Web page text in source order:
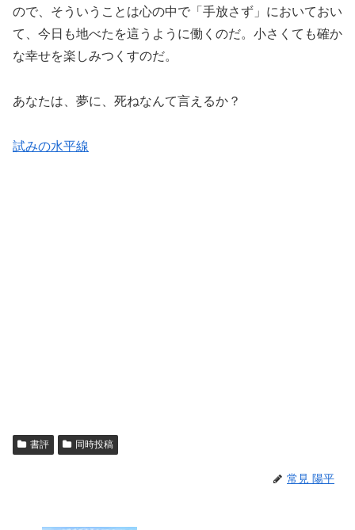
ので、そういうことは心の中で「手放さず」においておい
て、今日も地べたを這うように働くのだ。小さくても確か
な幸せを楽しみつくすのだ。
あなたは、夢に、死ねなんて言えるか？
試みの水平線
書評 同時投稿
常見 陽平